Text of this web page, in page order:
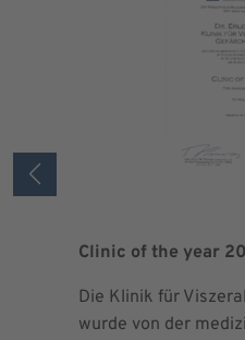
Clinic of the year
Die Klinik für
wurde von der